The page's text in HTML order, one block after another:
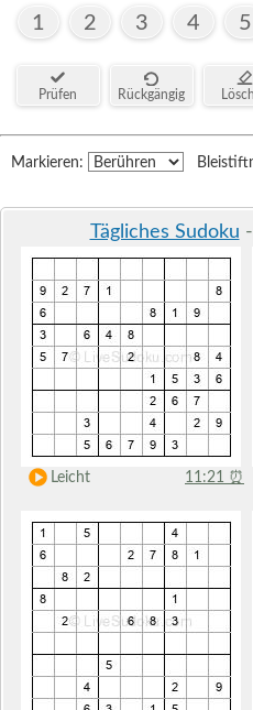
1 2 3 4 5
Prüfen Rückgängig
Markieren:
Tägliches Sudoku
Leicht 11:21 ⏰